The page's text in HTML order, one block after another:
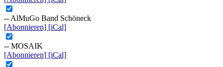
-- AlMuGo Band Schöneck
[Abonnieren] [iCal]
-- MOSAIK
[Abonnieren] [iCal]